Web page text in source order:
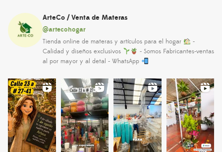
ArteCo / Venta de Materas
@artecohogar
Tienda online de materas y artículos para el hogar
-
Calidad y diseños exclusivos
- Somos Fabricantes-ventas
al por mayor y al detal - WhatsApp